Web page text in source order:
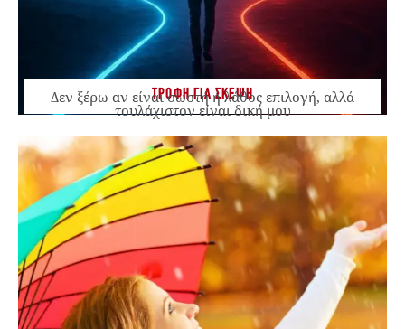
ΤΡΟΦΗ ΓΙΑ ΣΚΕΨΗ
Δεν ξέρω αν είναι σωστή ή λάθος επιλογή, αλλά
τουλάχιστον είναι δική μου